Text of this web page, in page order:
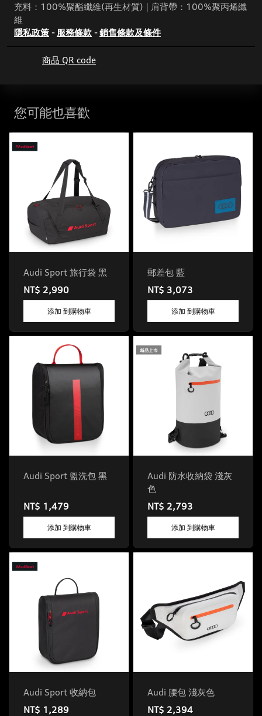
充料：100%聚酯纖維(再生材質) | 肩背帶：100%聚丙烯纖
維
隱私政策 - 服務條款 -銷售條款及條件
商品 QR code
您可能也喜歡
Audi Sport 旅行袋 黑
NT$ 2,990
添加 到購物車
郵差包 藍
NT$ 3,073
添加 到購物車
Audi Sport 盥洗包 黑
NT$ 1,479
添加 到購物車
Audi 防水收納袋 淺灰
色
NT$ 2,793
添加 到購物車
Audi Sport 收納包
NT$ 1,289
Audi 腰包 淺灰色
NT$ 2,394